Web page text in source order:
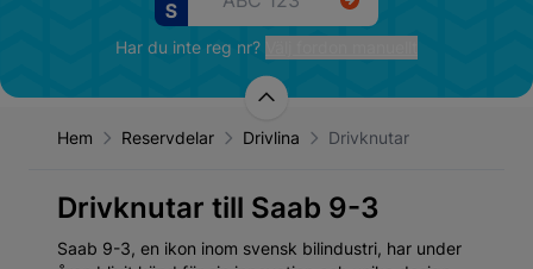
Har du inte reg nr?
Hem Reservdelar Drivlina Drivknutar
Drivknutar till Saab 9-3
Saab 9-3, en ikon inom svensk bilindustri, har under